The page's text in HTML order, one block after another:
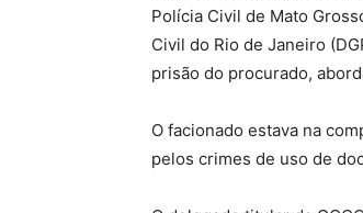
Polícia Civil de Mato
Civil do Rio de Janeiro
prisão do procurado,
O facionado estava na
pelos crimes de uso de